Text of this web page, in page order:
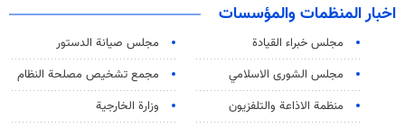
اخبار المنظمات والمؤسسات
مجلس خبراء القيادة
مجلس صيانة الدستور
مجلس الشورى الاسلامي
مجمع تشخيص مصلحة النظام
منظمة الاذاعة والتلفزیون
وزارة الخارجية